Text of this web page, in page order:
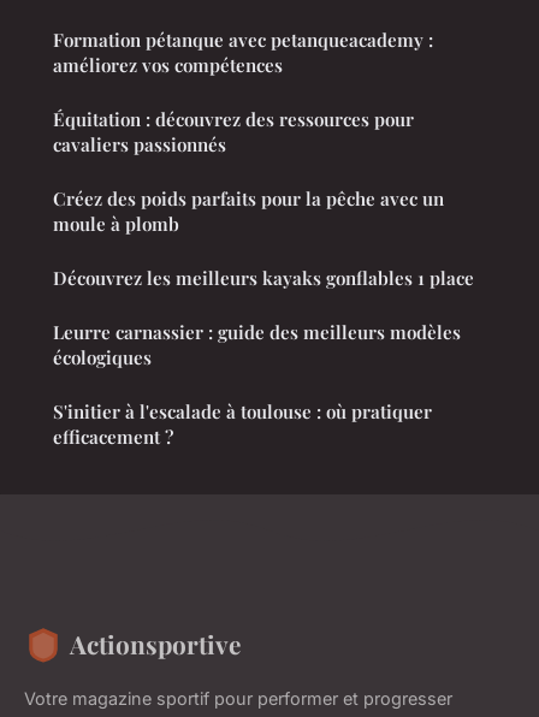
Formation pétanque avec petanqueacademy :
améliorez vos compétences
Équitation : découvrez des ressources pour
cavaliers passionnés
Créez des poids parfaits pour la pêche avec un
moule à plomb
Découvrez les meilleurs kayaks gonflables 1 place
Leurre carnassier : guide des meilleurs modèles
écologiques
S'initier à l'escalade à toulouse : où pratiquer
efficacement ?
Actionsportive
Votre magazine sportif pour performer et progresser